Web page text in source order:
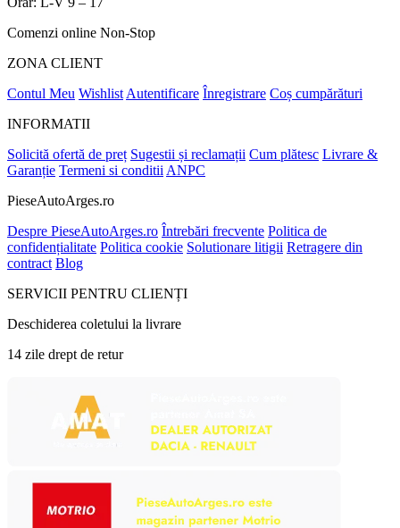
Comenzi online Non-Stop
ZONA CLIENT
Contul Meu Wishlist Autentificare Înregistrare Coș cumpărături
INFORMATII
Solicită ofertă de preț Sugestii și reclamații Cum plătesc Livrare &
Garanție Termeni si conditii ANPC
PieseAutoArges.ro
Despre PieseAutoArges.ro Întrebări frecvente Politica de
confidențialitate Politica cookie Solutionare litigii Retragere din
contract Blog
SERVICII PENTRU CLIENȚI
Deschiderea coletului la livrare
14 zile drept de retur